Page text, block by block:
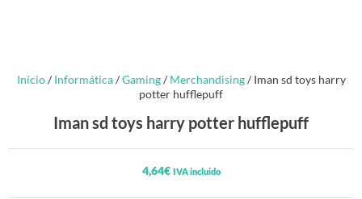
Início/ Informática/Gaming/ Merchandising/ Iman sd toys harry
potter hufflepuff
Iman sd toys harry potter hufflepuff
4,64€ IVA incluido